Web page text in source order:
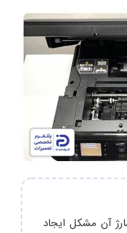
آن مشکل ایجاد